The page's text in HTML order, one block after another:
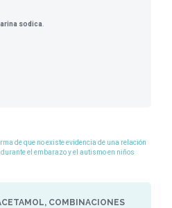
sodica
de que no existe evidencia de una relación
el embarazo y el autismo en niños
COMBINACIONES